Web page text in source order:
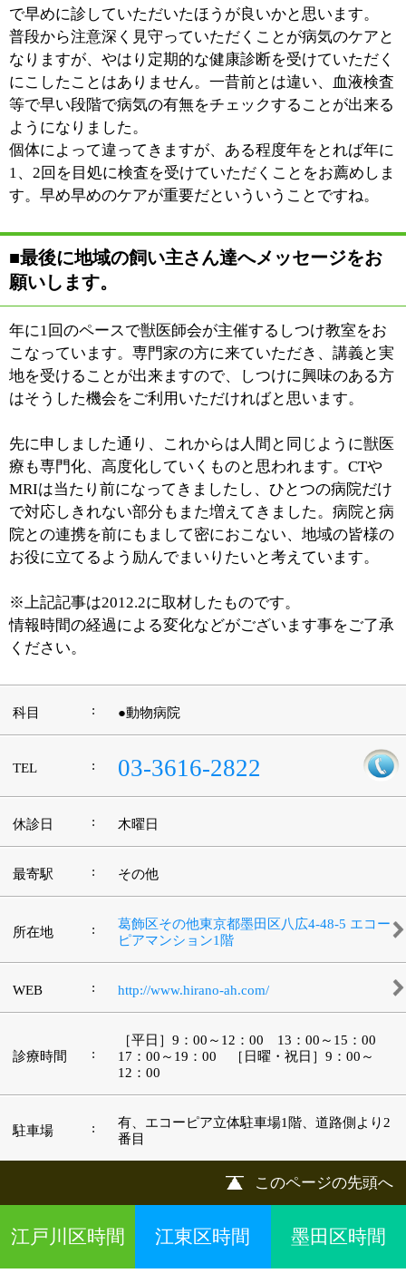
駐車場 : 有、エコーピア立体駐車場1階、道路側より2
番目
このページの先頭へ
江戸川区時間 江東区時間 墨田区時間
表示： PC|
©